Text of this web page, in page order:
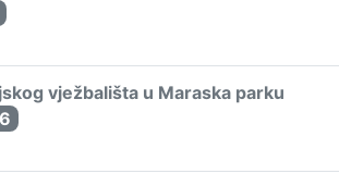
vježbališta u Maraska parku